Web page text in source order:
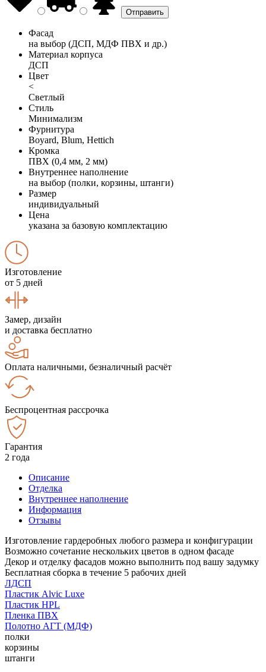
Фасад
на выбор (ДСП, МДФ ПВХ и др.)
Материал корпуса
ДСП
Цвет
<
Светлый
Стиль
Минимализм
Фурнитура
Boyard, Blum, Hettich
Кромка
ПВХ (0,4 мм, 2 мм)
Внутреннее наполнение
на выбор (полки, корзины, штанги)
Размер
индивидуальный
Цена
указана за базовую комплектацию
Изготовление
от 5 дней
Замер, дизайн
и доставка бесплатно
Оплата наличными, безналичный расчёт
Беспроцентная рассрочка
Гарантия
2 года
Описание
Отделка
Внутреннее наполнение
Информация
Отзывы
Изготовление гардеробных любого размера и конфигурации
Возможно сочетание нескольких цветов в одном фасаде
Декор и отделку фасадов можно выполнить под вашу задумку
Бесплатная сборка в течение 5 рабочих дней
ЛДСП
Пластик Alvic Luxe
Пластик HPL
Пленка ПВХ
Полотно АГТ (МДФ)
полки
корзины
штанги